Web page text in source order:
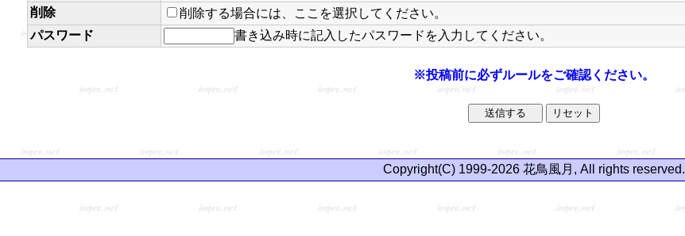
削除
削除する場合には、ここを選択してください。
パスワード
書き込み時に記入したパスワードを入力してください。
※投稿前に必ずルールをご確認ください。
Copyright(C) 1999-2026 花鳥風月, All rights reserved.